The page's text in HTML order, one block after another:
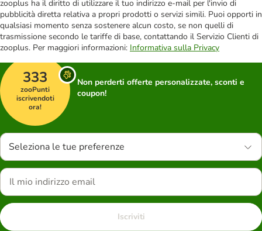
zooplus ha il diritto di utilizzare il tuo indirizzo e-mail per l'invio di
pubblicità diretta relativa a propri prodotti o servizi simili. Puoi opporti in
qualsiasi momento senza sostenere alcun costo, se non quelli di
trasmissione secondo le tariffe di base, contattando il Servizio Clienti di
zooplus. Per maggiori informazioni: Informativa sulla Privacy
333
zooPunti
iscrivendoti
ora!
Non perderti offerte personalizzate, sconti e
coupon!
Seleziona le tue preferenze
Iscriviti